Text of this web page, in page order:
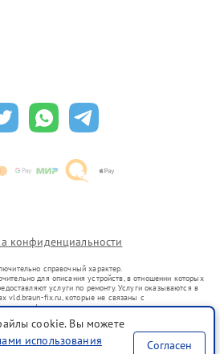
конфиденциальности
справочный характер.
для описания устройств, в отношении которых
услуги по ремонту. Услуги оказываются в
vld.braun-fix.ru, которые не связаны с
или их официальными представителями.
уже введенных в гражданский оборот в соответствии
цели индивидуализации услуг или введения
для информирования о предоставляемых услугах по
cookie. Вы можете
использования
Согласен